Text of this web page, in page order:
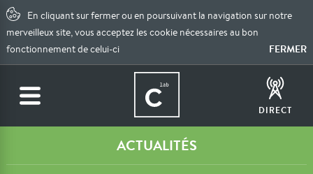
En cliquant sur fermer ou en poursuivant la navigation sur notre
merveilleux site, vous acceptez les cookie nécessaires au bon
fonctionnement de celui-ci
FERMER
DIRECT
ACTUALITÉS